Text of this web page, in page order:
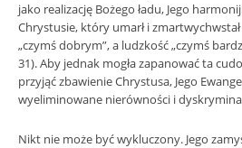
jako realizację Bożego ładu, Jego
Chrystusie, który umarł i
„czymś dobrym”, a ludzkość „czymś
31). Aby jednak mogła zapanować ta
przyjąć zbawienie Chrystusa, Jego
wyeliminowane nierówności i
Nikt nie może być wykluczony. Jego